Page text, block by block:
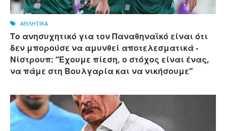
ΑΘΛΗΤΙΚΑ
Το ανησυχητικό για τον Παναθηναϊκό είναι ότι
δεν μπορούσε να αμυνθεί αποτελεσματικά -
Νίστρουπ: “Έχουμε πίεση, ο στόχος είναι ένας,
να πάμε στη Βουλγαρία και να νικήσουμε”